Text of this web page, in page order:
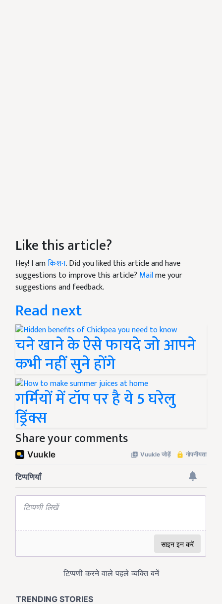
Like this article?
Hey! I amकिशन. Did you liked this article and have
suggestions to improve this article? Mailme your
suggestions and feedback.
Read next
चने खाने के ऐसे फायदे जो आपने
कभी नहीं सुने होंगे
गर्मियों में टॉप पर है ये 5 घरेलु
ड्रिंक्स
Share your comments